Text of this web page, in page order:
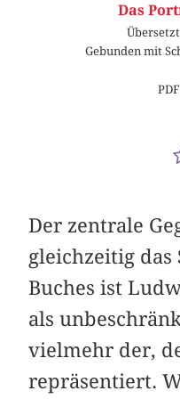
Das
Gebunden mit
Der zentrale
gleichzeitig das
Buches ist
als
vielmehr der,
repräsentiert.